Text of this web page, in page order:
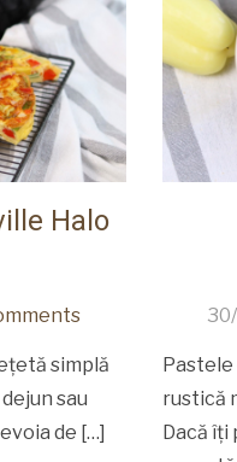
Halo
simplă
sau
de […]
rustică
Dacă îți